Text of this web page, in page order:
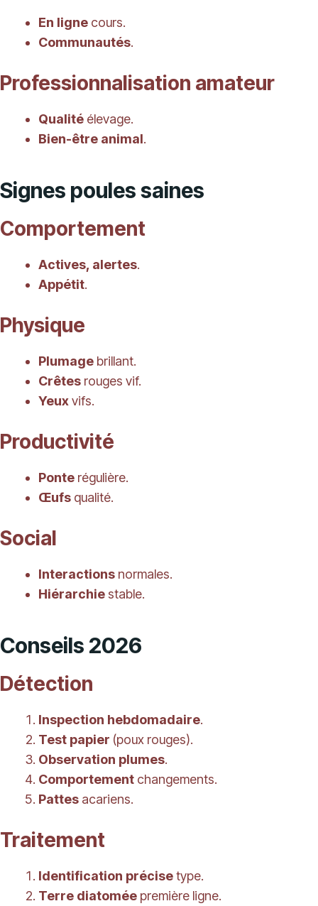
En ligne cours.
Communautés.
Professionnalisation amateur
Qualité élevage.
Bien-être animal.
Signes poules saines
Comportement
Actives, alertes.
Appétit.
Physique
Plumage brillant.
Crêtes rouges vif.
Yeuxvifs.
Productivité
Ponte régulière.
Œufs qualité.
Social
Interactions normales.
Hiérarchie stable.
Conseils 2026
Détection
Inspection hebdomadaire.
Test papier (poux rouges).
Observation plumes.
Comportement changements.
Pattes acariens.
Traitement
Identification précisetype.
Terre diatomée première ligne.